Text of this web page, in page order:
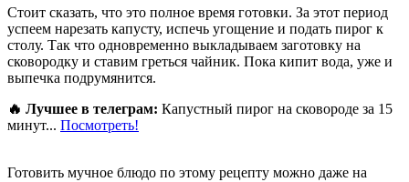
Стоит сказать, что это полное время готовки. За этот период
успеем нарезать капусту, испечь угощение и подать пирог к
столу. Так что одновременно выкладываем заготовку на
сковородку и ставим греться чайник. Пока кипит вода, уже и
выпечка подрумянится.
🔥 Лучшее в телеграм: Капустный пирог на сковороде за 15
минут... Посмотреть!
Готовить мучное блюдо по этому рецепту можно даже на